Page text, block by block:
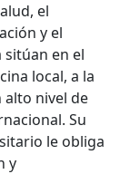
el
y el
sitúan en el
local, a la
nivel de
Su
le obliga
y